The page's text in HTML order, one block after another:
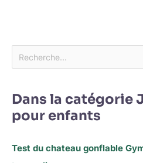
Dans la catégorie
pour enfants
Test du chateau gonflable